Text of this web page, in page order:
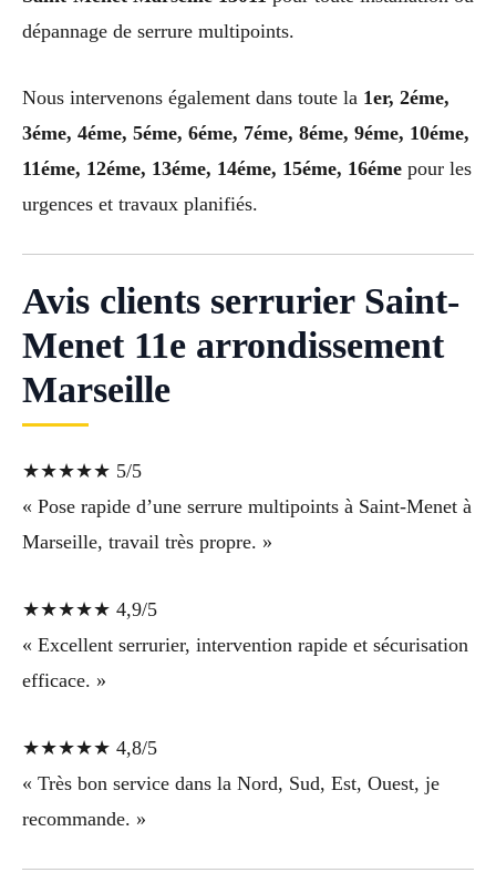
dépannage de serrure multipoints.
Nous intervenons également dans toute la 1er, 2éme,
3éme, 4éme, 5éme, 6éme, 7éme, 8éme, 9éme, 10éme,
11éme, 12éme, 13éme, 14éme, 15éme, 16éme pour les
urgences et travaux planifiés.
Avis clients serrurier Saint-
Menet 11e arrondissement
Marseille
★★★★★ 5/5
« Pose rapide d’une serrure multipoints à Saint-Menet à
Marseille, travail très propre. »
★★★★★ 4,9/5
« Excellent serrurier, intervention rapide et sécurisation
efficace. »
★★★★★ 4,8/5
« Très bon service dans la Nord, Sud, Est, Ouest, je
recommande. »